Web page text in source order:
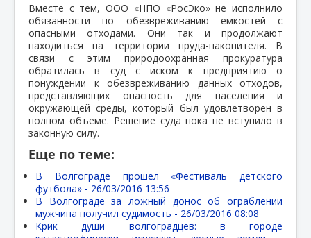
Вместе с тем, ООО «НПО «РосЭко» не исполнило
обязанности по обезвреживанию емкостей с
опасными отходами. Они так и продолжают
находиться на территории пруда-накопителя. В
связи с этим природоохранная прокуратура
обратилась в суд с иском к предприятию о
понуждении к обезвреживанию данных отходов,
представляющих опасность для населения и
окружающей среды, который был удовлетворен в
полном объеме. Решение суда пока не вступило в
законную силу.
Еще по теме:
В Волгограде прошел «Фестиваль детского
футбола» - 26/03/2016 13:56
В Волгограде за ложный донос об ограблении
мужчина получил судимость - 26/03/2016 08:08
Крик души волгоградцев: в городе